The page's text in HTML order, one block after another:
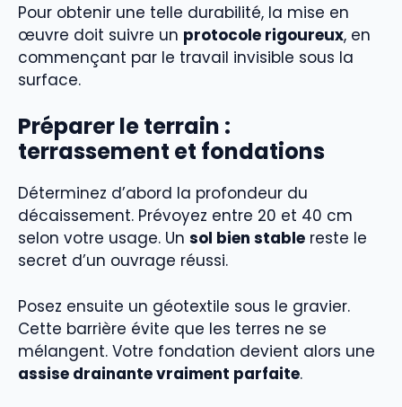
Pour obtenir une telle durabilité, la mise en
œuvre doit suivre un protocole rigoureux, en
commençant par le travail invisible sous la
surface.
Préparer le terrain :
terrassement et fondations
Déterminez d’abord la profondeur du
décaissement. Prévoyez entre 20 et 40 cm
selon votre usage. Un sol bien stable reste le
secret d’un ouvrage réussi.
Posez ensuite un géotextile sous le gravier.
Cette barrière évite que les terres ne se
mélangent. Votre fondation devient alors une
assise drainante vraiment parfaite.